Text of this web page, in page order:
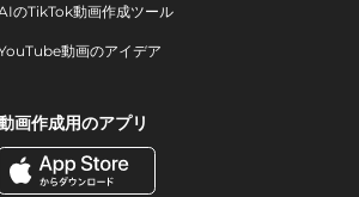
のTikTok動画作成ツール
動画のアイデア
画作成用のアプリ